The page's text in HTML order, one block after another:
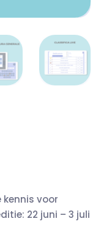
voor
22 juni – 3 juli